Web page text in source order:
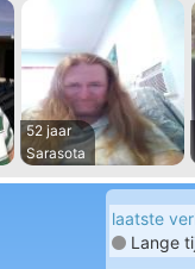
52 jaar
Sarasota
laatste
Lange